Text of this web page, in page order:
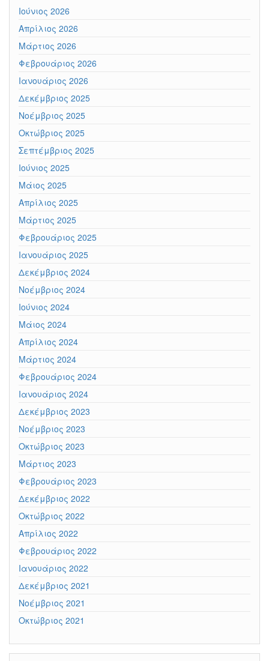
Ιούνιος 2026
Απρίλιος 2026
Μάρτιος 2026
Φεβρουάριος 2026
Ιανουάριος 2026
Δεκέμβριος 2025
Νοέμβριος 2025
Οκτώβριος 2025
Σεπτέμβριος 2025
Ιούνιος 2025
Μάιος 2025
Απρίλιος 2025
Μάρτιος 2025
Φεβρουάριος 2025
Ιανουάριος 2025
Δεκέμβριος 2024
Νοέμβριος 2024
Ιούνιος 2024
Μάιος 2024
Απρίλιος 2024
Μάρτιος 2024
Φεβρουάριος 2024
Ιανουάριος 2024
Δεκέμβριος 2023
Νοέμβριος 2023
Οκτώβριος 2023
Μάρτιος 2023
Φεβρουάριος 2023
Δεκέμβριος 2022
Οκτώβριος 2022
Απρίλιος 2022
Φεβρουάριος 2022
Ιανουάριος 2022
Δεκέμβριος 2021
Νοέμβριος 2021
Οκτώβριος 2021